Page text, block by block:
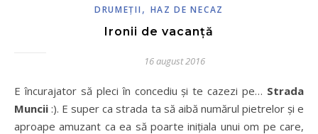
DRUMEŢII , HAZ DE NECAZ
Ironii de vacanță
16 august 2016
E încurajator să pleci în concediu și te cazezi pe… Strada
Muncii :). E super ca strada ta să aibă numărul pietrelor și e
aproape amuzant ca ea să poarte inițiala unui om pe care,